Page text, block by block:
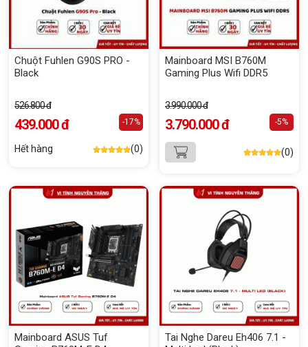
Chuột Fuhlen G90S PRO -
Black
526.800 đ
439.000 đ -17%
Hết hàng (0)
Mainboard MSI B760M
Gaming Plus Wifi DDR5
3.990.000 đ
3.790.000 đ -5%
(0)
Mainboard ASUS Tuf
Tai Nghe Dareu Eh406 7.1 -